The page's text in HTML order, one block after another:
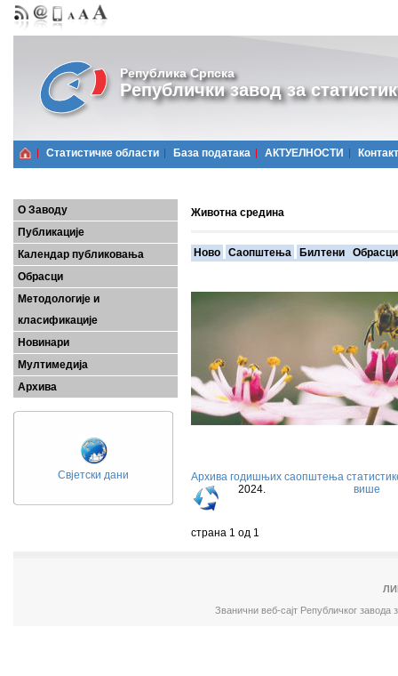
Република Српска
Републички завод за
Статистичке области Базa података АКТУЕЛНОСТИ Контакт
О Заводу
Публикације
Календар публиковања
Обрасци
Методологије и
класификације
Новинари
Мултимедија
Архива
Свјетски дани
Животна средина
Ново Саопштења Билтени Обрасци
Архива годишњих саопштења
2024. више
страна 1 од 1
Званични веб-сајт Републичког